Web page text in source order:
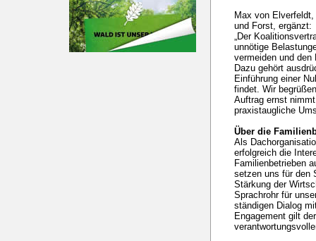
Max von
und Forst, ergänzt:
„Der
unnötige
vermeiden und
Dazu gehört
Einführung einer
findet. Wir
Auftrag ernst
praxistaugliche
Über die
Als
erfolgreich die
Familienbetrieben
setzen uns für den
Stärkung der
Sprachrohr für
ständigen Dialog
Engagement gilt